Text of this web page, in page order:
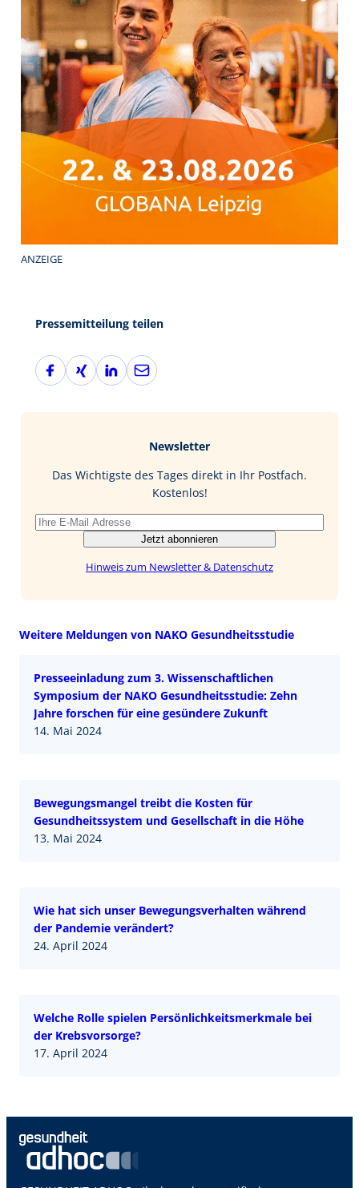
ANZEIGE
Pressemitteilung teilen
F
a
X
i
L
i
I
E
-
Newsletter
Das Wichtigste des Tages direkt in Ihr Postfach.
Kostenlos!
Jetzt abonnieren
Hinweis zum Newsletter & Datenschutz
Weitere Meldungen von NAKO Gesundheitsstudie
Presseeinladung zum 3. Wissenschaftlichen
Symposium der NAKO Gesundheitsstudie: Zehn
Jahre forschen für eine gesündere Zukunft
14. Mai 2024
Bewegungsmangel treibt die Kosten für
Gesundheitssystem und Gesellschaft in die Höhe
13. Mai 2024
Wie hat sich unser Bewegungsverhalten während
der Pandemie verändert?
24. April 2024
Welche Rolle spielen Persönlichkeitsmerkmale bei
der Krebsvorsorge?
17. April 2024